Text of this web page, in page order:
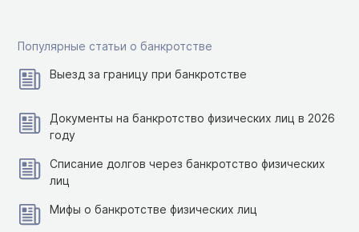
Популярные статьи о банкротстве
Выезд за границу при банкротстве
Документы на банкротство физических лиц в 2026
году
Списание долгов через банкротство физических
лиц
Мифы о банкротстве физических лиц